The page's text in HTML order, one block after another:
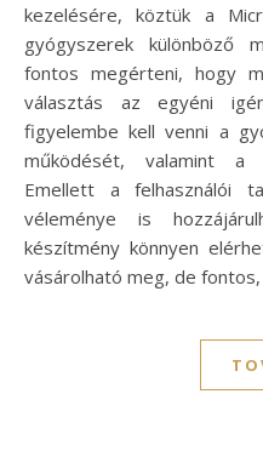
kezelésére, köztük a
gyógyszerek különböző
fontos megérteni, hogy
választás az egyéni
figyelembe kell venni a
működését, valamint a
Emellett a felhasználói
véleménye is
készítmény könnyen
vásárolható meg, de